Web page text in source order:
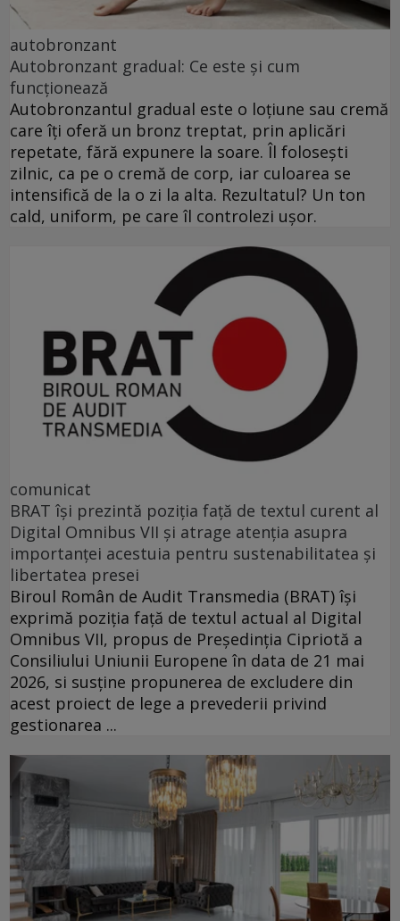
autobronzant
Autobronzant gradual: Ce este și cum
funcționează
Autobronzantul gradual este o loțiune sau cremă
care îți oferă un bronz treptat, prin aplicări
repetate, fără expunere la soare. Îl folosești
zilnic, ca pe o cremă de corp, iar culoarea se
intensifică de la o zi la alta. Rezultatul? Un ton
cald, uniform, pe care îl controlezi ușor.
comunicat
BRAT își prezintă poziția față de textul curent al
Digital Omnibus VII și atrage atenția asupra
importanței acestuia pentru sustenabilitatea și
libertatea presei
Biroul Român de Audit Transmedia (BRAT) își
exprimă poziția față de textul actual al Digital
Omnibus VII, propus de Președinția Cipriotă a
Consiliului Uniunii Europene în data de 21 mai
2026, si susține propunerea de excludere din
acest proiect de lege a prevederii privind
gestionarea ...